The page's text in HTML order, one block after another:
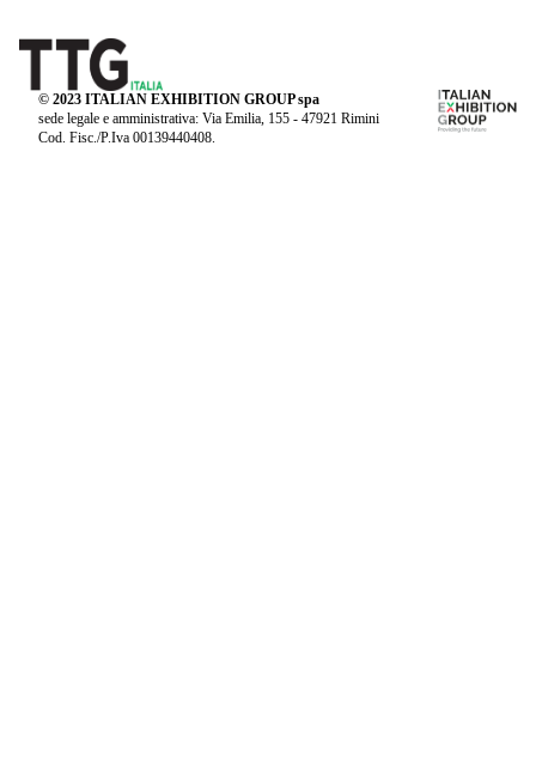
© 2023 ITALIAN EXHIBITION GROUP spa
sede legale e amministrativa: Via Emilia, 155 - 47921 Rimini
Cod. Fisc./P.Iva 00139440408.